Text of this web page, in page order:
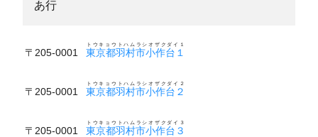
あ行
〒205-0001 東京都羽村市小作台１
トウキョウトハムラシオザクダイ１
〒205-0001 東京都羽村市小作台２
トウキョウトハムラシオザクダイ２
〒205-0001 東京都羽村市小作台３
トウキョウトハムラシオザクダイ３